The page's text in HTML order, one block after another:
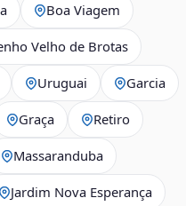
Boa Viagem
Velho de Brotas
Uruguai Garcia
Graça Retiro
Massaranduba
Jardim Nova Esperança